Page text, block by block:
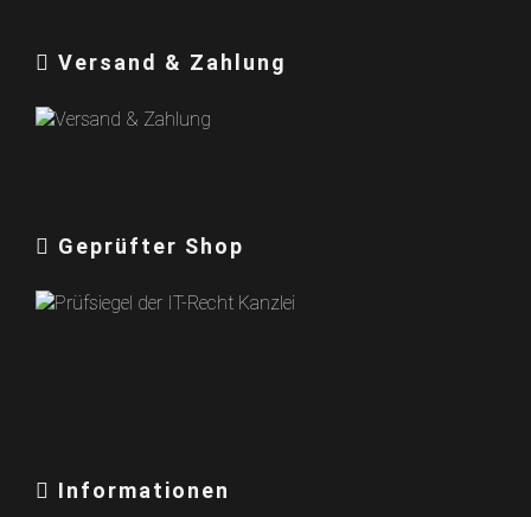
Versand & Zahlung
Geprüfter Shop
Informationen